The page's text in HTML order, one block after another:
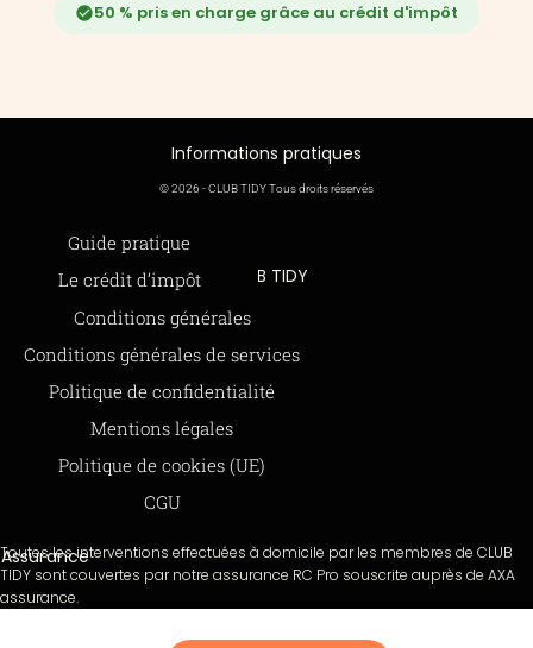
50 % pris en charge grâce au crédit d'impôt
Informations pratiques
Guide pratique
Le crédit d’impôt
Offre de parrainage 50-50
FAQ
BLOG
© 2026 - CLUB TIDY Tous droits réservés
Informations légales
Conditions générales
Conditions générales de services
Politique de confidentialité
Mentions légales
Politique de cookies (UE)
CGU
CLUB TIDY
SAS CLUB TIDY
165 Avenue de Bretagne
59000 LILLE
979 480 886 RCS LILLE Métropole
Moyens de paiements
Assurance
Toutes les interventions effectuées à domicile par les membres de CLUB
TIDY sont couvertes par notre assurance RC Pro souscrite auprès de AXA
assurance.